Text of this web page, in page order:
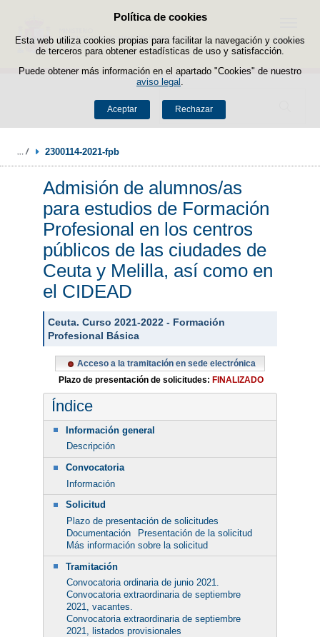
Política de cookies
Esta web utiliza cookies propias para facilitar la navegación y cookies
de terceros para obtener estadísticas de uso y satisfacción.
Puede obtener más información en el apartado "Cookies" de nuestro
aviso legal
Aceptar Rechazar
Saltar al contenido
Buscador
Menú
2300114-2021-fpb
Admisión de alumnos/as
para estudios de Formación
Profesional en los centros
públicos de las ciudades de
Ceuta y Melilla, así como en
el CIDEAD
Ceuta. Curso 2021-2022 - Formación
Profesional Básica
Acceso a la tramitación en sede electrónica
Plazo de presentación de solicitudes: FINALIZADO
Índice
Información general
Descripción
Convocatoria
Información
Solicitud
Plazo de presentación de solicitudes
Documentación
Presentación de la solicitud
Más información sobre la solicitud
Tramitación
Convocatoria ordinaria de junio 2021.
Convocatoria extraordinaria de septiembre
2021, vacantes.
Convocatoria extraordinaria de septiembre
2021, listados provisionales